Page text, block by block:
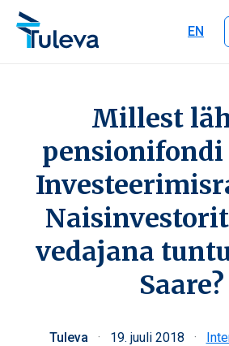
Liigu edasi sisu juurde
EN
Millest
vedajana
Saare?
Tuleva · 19. juuli 2018 ·